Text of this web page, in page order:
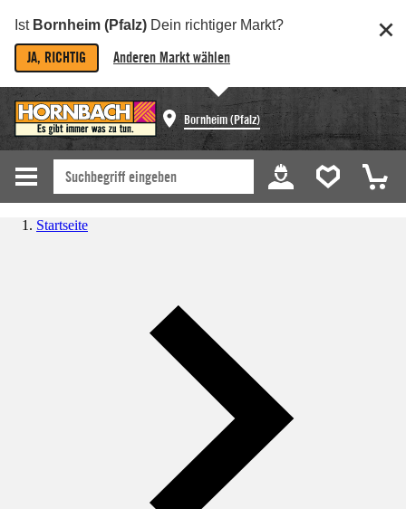
Ist Bornheim (Pfalz) Dein richtiger Markt?
JA, RICHTIG Anderen Markt wählen
Bornheim (Pfalz)
Startseite